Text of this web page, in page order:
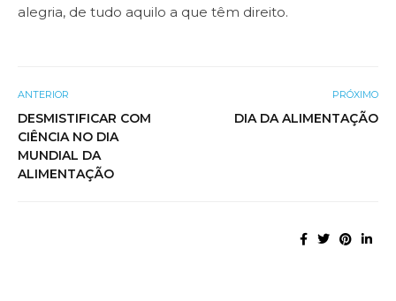
alegria, de tudo aquilo a que têm direito.
ANTERIOR
DESMISTIFICAR COM
CIÊNCIA NO DIA
MUNDIAL DA
ALIMENTAÇÃO
PRÓXIMO
DIA DA ALIMENTAÇÃO